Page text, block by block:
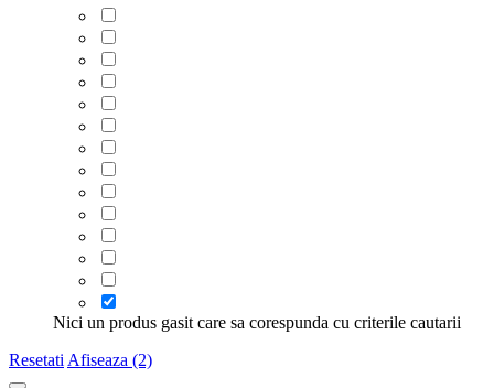
Nici un produs gasit care sa corespunda cu criterile cautarii
Resetati Afiseaza (2)